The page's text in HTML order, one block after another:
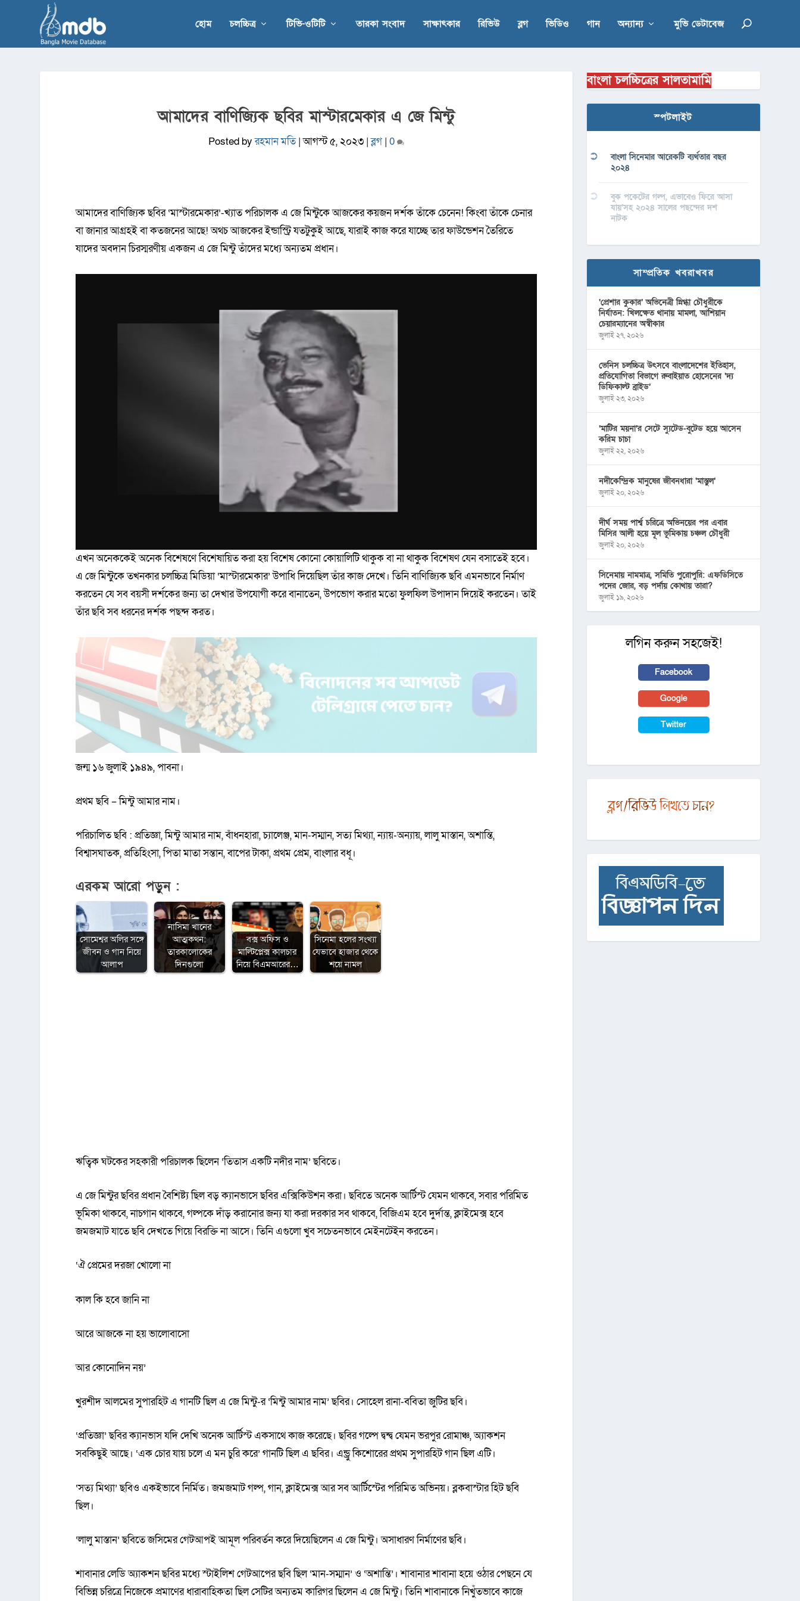
হোম চলচ্চিত্র টিভি-ওটিটি তারকা সংবাদ সাক্ষাৎকার রিভিউ ব্লগ ভিডিও গান অন্যান্য মুভি ডেটাবেজ
আমাদের বাণিজ্যিক ছবির মাস্টারমেকার এ জে মিন্টু
Posted byরহমান মতি|আগস্ট ৫, ২০২৩ |ব্লগ |0
আমাদের বাণিজ্যিক ছবির ‘মাস্টারমেকার’-খ্যাত পরিচালক এ জে মিন্টুকে আজকের কয়জন দর্শক তাঁকে চেনেন! কিংবা তাঁকে চেনার
বা জানার আগ্রহই বা কতজনের আছে! অথচ আজকের ইন্ডাস্ট্রি যতটুকুই আছে, যারাই কাজ করে যাচ্ছে তার ফাউন্ডেশন তৈরিতে
যাদের অবদান চিরস্মরণীয় একজন এ জে মিন্টু তাঁদের মধ্যে অন্যতম প্রধান।
এখন অনেককেই অনেক বিশেষণে বিশেষায়িত করা হয় বিশেষ কোনো কোয়ালিটি থাকুক বা না থাকুক বিশেষণ যেন বসাতেই হবে।
এ জে মিন্টুকে তখনকার চলচ্চিত্র মিডিয়া ‘মাস্টারমেকার’ উপাধি দিয়েছিল তাঁর কাজ দেখে। তিনি বাণিজ্যিক ছবি এমনভাবে নির্মাণ
করতেন যে সব বয়সী দর্শকের জন্য তা দেখার উপযোগী করে বানাতেন, উপভোগ করার মতো ফুলফিল উপাদান দিয়েই করতেন। তাই
তাঁর ছবি সব ধরনের দর্শক পছন্দ করত।
জন্ম ১৬ জুলাই ১৯৪৯, পাবনা।
প্রথম ছবি – মিন্টু আমার নাম।
পরিচালিত ছবি : প্রতিজ্ঞা, মিন্টু আমার নাম, বাঁধনহারা, চ্যালেঞ্জ, মান-সম্মান, সত্য মিথ্যা, ন্যায়-অন্যায়, লালু মাস্তান, অশান্তি,
বিশ্বাসঘাতক, প্রতিহিংসা, পিতা মাতা সন্তান, বাপের টাকা, প্রথম প্রেম, বাংলার বধূ।
এরকম আরো পড়ুন :
সোমেশ্বর অলির সঙ্গে
জীবন ও গান নিয়ে
আলাপ
নাসিমা খানের
আত্মকথন:
তারকালোকের
দিনগুলো
বক্স অফিস ও
মাল্টিপ্লেক্স কালচার
নিয়ে বিএমআরের…
সিনেমা হলের সংখ্যা
যেভাবে হাজার থেকে
শয়ে নামল
ঋত্বিক ঘটকের সহকারী পরিচালক ছিলেন ‘তিতাস একটি নদীর নাম’ ছবিতে।
এ জে মিন্টুর ছবির প্রধান বৈশিষ্ট্য ছিল বড় ক্যানভাসে ছবির এক্সিকিউশন করা। ছবিতে অনেক আর্টিস্ট যেমন থাকবে, সবার পরিমিত
ভূমিকা থাকবে, নাচগান থাকবে, গল্পকে দাঁড় করানোর জন্য যা করা দরকার সব থাকবে, বিজিএম হবে দুর্দান্ত, ক্লাইমেক্স হবে
জমজমাট যাতে ছবি দেখতে গিয়ে বিরক্তি না আসে। তিনি এগুলো খুব সচেতনভাবে মেইনটেইন করতেন।
‘ঐ প্রেমের দরজা খোলো না
কাল কি হবে জানি না
আরে আজকে না হয় ভালোবাসো
আর কোনোদিন নয়’
খুরশীদ আলমের সুপারহিট এ গানটি ছিল এ জে মিন্টু-র ‘মিন্টু আমার নাম’ ছবির। সোহেল রানা-ববিতা জুটির ছবি।
‘প্রতিজ্ঞা’ ছবির ক্যানভাস যদি দেখি অনেক আর্টিস্ট একসাথে কাজ করেছে। ছবির গল্পে দ্বন্দ্ব যেমন ভরপুর রোমাঞ্চ, অ্যাকশন
সবকিছুই আছে। ‘এক চোর যায় চলে এ মন চুরি করে’ গানটি ছিল এ ছবির। এন্ড্রু কিশোরের প্রথম সুপারহিট গান ছিল এটি।
‘সত্য মিথ্যা’ ছবিও একইভাবে নির্মিত। জমজমাট গল্প, গান, ক্লাইমেক্স আর সব আর্টিস্টের পরিমিত অভিনয়। ব্লকবাস্টার হিট ছবি
ছিল।
‘লালু মাস্তান’ ছবিতে জসিমের গেটআপই আমূল পরিবর্তন করে দিয়েছিলেন এ জে মিন্টু। অসাধারণ নির্মাণের ছবি।
শাবানার লেডি অ্যাকশন ছবির মধ্যে স্টাইলিশ গেটআপের ছবি ছিল ‘মান-সম্মান’ ও ‘অশান্তি’। শাবানার শাবানা হয়ে ওঠার পেছনে যে
বিভিন্ন চরিত্রে নিজেকে প্রমাণের ধারাবাহিকতা ছিল সেটির অন্যতম কারিগর ছিলেন এ জে মিন্টু। তিনি শাবানাকে নিখুঁতভাবে কাজে
বাংলা চলচ্চিত্রের সালতামামি
স্পটলাইট
বাংলা সিনেমার আরেকটি ব্যর্থতার বছর
২০২৪
বুক পকেটের গল্প, এভাবেও ফিরে আসা
যায়’সহ ২০২৪ সালের পছন্দের দশ
নাটক
সাম্প্রতিক খবরাখবর
‘প্রেশার কুকার’ অভিনেত্রী স্নিগ্ধা চৌধুরীকে
নির্যাতন: খিলক্ষেত থানায় মামলা, আশিয়ান
চেয়ারম্যানের অস্বীকার
জুলাই ২৭, ২০২৬
ভেনিস চলচ্চিত্র উৎসবে বাংলাদেশের ইতিহাস,
প্রতিযোগিতা বিভাগে রুবাইয়াত হোসেনের ‘দ্য
ডিফিকাল্ট ব্রাইড’
জুলাই ২৩, ২০২৬
‘মাটির ময়না’র সেটে স্যুটেড-বুটেড হয়ে আসেন
করিম চাচা
জুলাই ২২, ২০২৬
নদীকেন্দ্রিক মানুষের জীবনধারা ‘মাস্তুল’
জুলাই ২০, ২০২৬
দীর্ঘ সময় পার্শ্ব চরিত্রে অভিনয়ের পর এবার
মিসির আলী হয়ে মূল ভূমিকায় চঞ্চল চৌধুরী
জুলাই ২০, ২০২৬
সিনেমায় নামমাত্র, সমিতি পুরোপুরি: এফডিসিতে
পদের জোর, বড় পর্দায় কোথায় তারা?
জুলাই ১৯, ২০২৬
লগিন করুন সহজেই!
Facebook
Google
Twitter